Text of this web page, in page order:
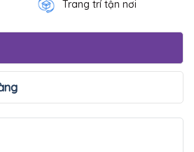
Trang trí tận nơi